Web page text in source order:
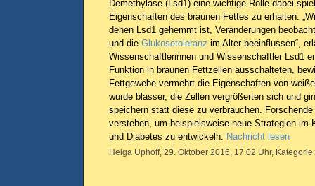
Demethylase (Lsd1) eine wichtige Rolle dabei
Eigenschaften des braunen Fettes zu erhalten.
denen Lsd1 gehemmt ist, Veränderungen
und die Glukosetoleranz im Alter beeinflussen“,
Wissenschaftlerinnen und Wissenschaftler Lsd1
Funktion in braunen Fettzellen ausschalteten,
Fettgewebe vermehrt die Eigenschaften von
wurde blasser, die Zellen vergrößerten sich und
speichern statt diese zu verbrauchen.
verstehen, um beispielsweise neue Strategien im
und Diabetes zu entwickeln. Nachricht lesen
Helga Uphoff, 29. Oktober 2016, 17.02 Uhr,